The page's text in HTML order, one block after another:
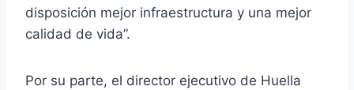
disposición mejor infraestructura y una mejor
calidad de vida”.
Por su parte, el director ejecutivo de Huella